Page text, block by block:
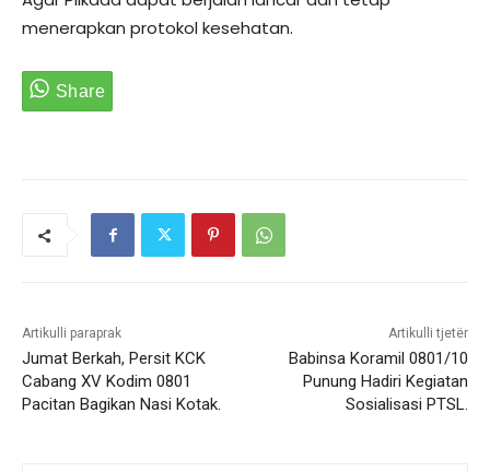
menerapkan protokol kesehatan.
Artikulli paraprak
Jumat Berkah, Persit KCK
Cabang XV Kodim 0801
Pacitan Bagikan Nasi Kotak.
Artikulli tjetër
Babinsa Koramil 0801/10
Punung Hadiri Kegiatan
Sosialisasi PTSL.